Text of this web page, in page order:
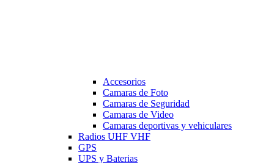
Accesorios
Camaras de Foto
Camaras de Seguridad
Camaras de Video
Camaras deportivas y vehiculares
Radios UHF VHF
GPS
UPS y Baterias